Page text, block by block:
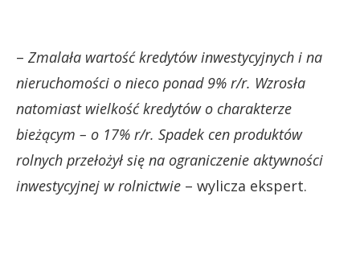
– Zmalała wartość kredytów inwestycyjnych i na
nieruchomości o nieco ponad 9% r/r. Wzrosła
natomiast wielkość kredytów o charakterze
bieżącym – o 17% r/r. Spadek cen produktów
rolnych przełożył się na ograniczenie aktywności
inwestycyjnej w rolnictwie – wylicza ekspert.